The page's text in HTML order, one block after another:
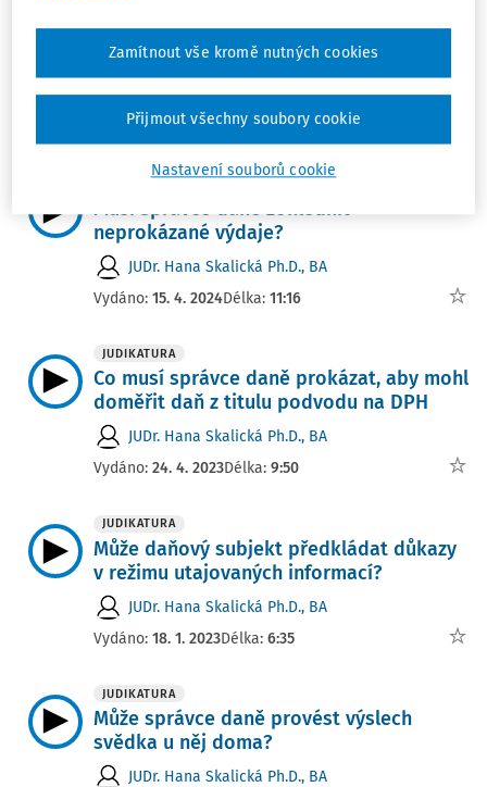
oprávněný?
JUDr. Hana Skalická Ph.D., BA
Vydáno:27. 8. 2024Délka:09:31
JUDIKATURA
Musí správce daně zohlednit
neprokázané výdaje?
JUDr. Hana Skalická Ph.D., BA
Vydáno: 15. 4. 2024Délka: 11:16
JUDIKATURA
Co musí správce daně prokázat, aby mohl
doměřit daň z titulu podvodu na DPH
JUDr. Hana Skalická Ph.D., BA
Vydáno: 24. 4. 2023Délka: 9:50
JUDIKATURA
Může daňový subjekt předkládat důkazy
v režimu utajovaných informací?
JUDr. Hana Skalická Ph.D., BA
Vydáno: 18. 1. 2023Délka: 6:35
JUDIKATURA
Může správce daně provést výslech
svědka u něj doma?
JUDr. Hana Skalická Ph.D., BA
Nastavení souborů cookie
Zamítnout vše kromě nutných cookies
Přijmout všechny soubory cookie